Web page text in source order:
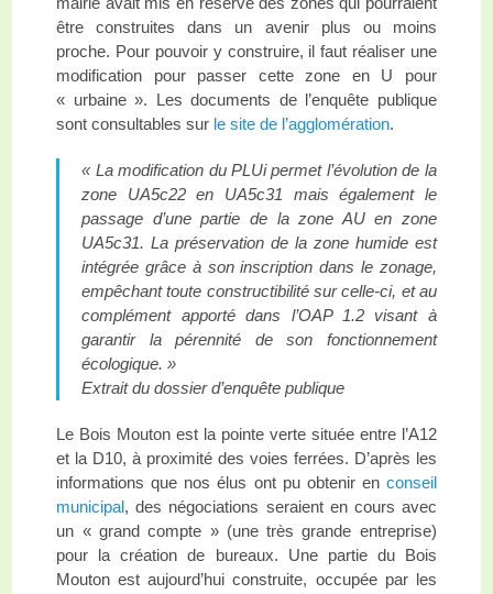
être construites dans un avenir plus ou moins
proche. Pour pouvoir y construire, il faut réaliser une
modification pour passer cette zone en U pour
« urbaine ». Les documents de l’enquête publique
sont consultables sur le site de l’agglomération.
« La modification du PLUi permet l’évolution de la
zone UA5c22 en UA5c31 mais également le
passage d’une partie de la zone AU en zone
UA5c31. La préservation de la zone humide est
intégrée grâce à son inscription dans le zonage,
empêchant toute constructibilité sur celle-ci, et au
complément apporté dans l’OAP 1.2 visant à
garantir la pérennité de son fonctionnement
écologique. »
Extrait du dossier d’enquête publique
Le Bois Mouton est la pointe verte située entre l’A12
et la D10, à proximité des voies ferrées. D’après les
informations que nos élus ont pu obtenir en conseil
municipal, des négociations seraient en cours avec
un « grand compte » (une très grande entreprise)
pour la création de bureaux. Une partie du Bois
Mouton est aujourd’hui construite, occupée par les